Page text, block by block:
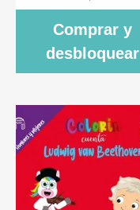
Comprar y
desbloquear